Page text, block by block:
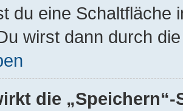
du eine Schaltfläche
wirst dann durch
die